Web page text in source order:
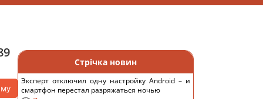
Стрічка новин
Эксперт отключил одну настройку Android – и
смартфон перестал разряжаться ночью